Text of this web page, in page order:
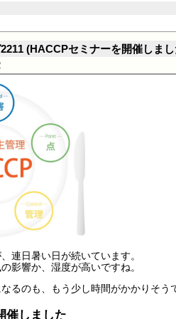
(HACCPセミナーを開催しま